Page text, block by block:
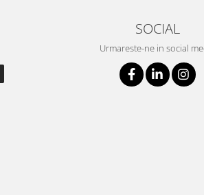
SOCIAL
Urmareste-ne in social